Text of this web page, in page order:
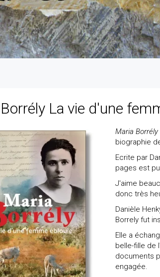
La vie d'une
Maria
biographie
Ecrite par
pages est
J'aime
donc très
Danièle
Borrely fut
Elle a
belle-fille de
documents
engagée.